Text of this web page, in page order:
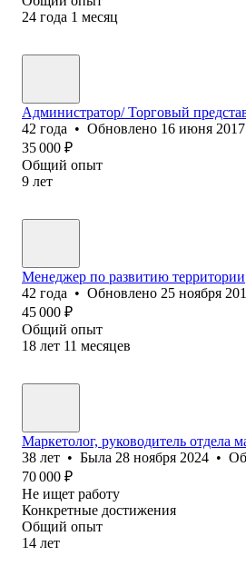
24 года 1 месяц
Администратор/ Торговый
42 года • Обновлено 16 июня 2017
35 000 ₽
Общий опыт
9 лет
Менеджер по развитию территории
42 года • Обновлено 25 ноября
45 000 ₽
Общий опыт
18 лет 11 месяцев
Маркетолог, руководитель отдела
38 лет • Была 28 ноября 2024 •
70 000 ₽
Не ищет работу
Конкретные достижения
Общий опыт
14 лет